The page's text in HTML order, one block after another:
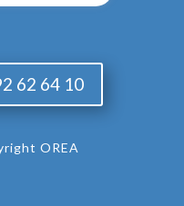
62 64 10
OREA